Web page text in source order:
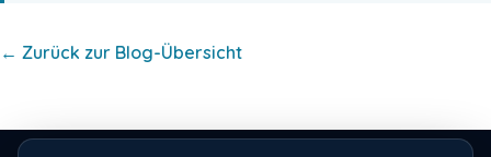
← Zurück zur Blog-Übersicht